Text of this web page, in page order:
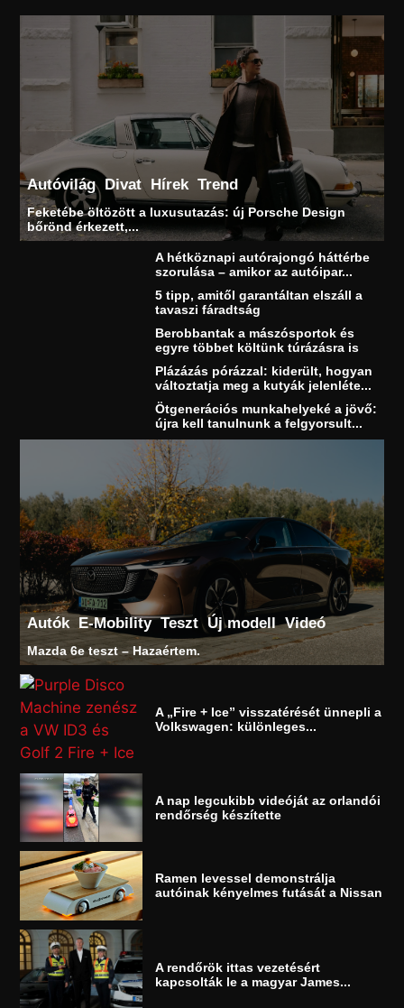
Autóvilág Divat Hírek Trend
Feketébe öltözött a luxusutazás: új Porsche Design
bőrönd érkezett,...
A hétköznapi autórajongó háttérbe
szorulása – amikor az autóipar...
5 tipp, amitől garantáltan elszáll a
tavaszi fáradtság
Berobbantak a mászósportok és
egyre többet költünk túrázásra is
Plázázás pórázzal: kiderült, hogyan
változtatja meg a kutyák jelenléte...
Ötgenerációs munkahelyeké a jövő:
újra kell tanulnunk a felgyorsult...
Autók E-Mobility Teszt Új modell Videó
Mazda 6e teszt – Hazaértem.
A „Fire + Ice” visszatérését ünnepli a
Volkswagen: különleges...
A nap legcukibb videóját az orlandói
rendőrség készítette
Ramen levessel demonstrálja
autóinak kényelmes futását a Nissan
A rendőrök ittas vezetésért
kapcsolták le a magyar James...